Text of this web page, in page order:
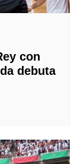
con
debuta